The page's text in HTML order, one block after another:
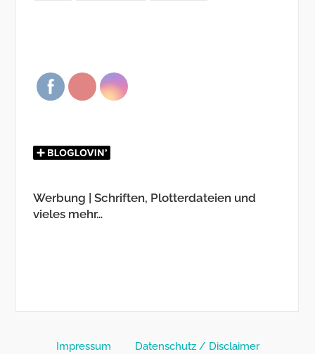
Werbung | Schriften, Plotterdateien und
vieles mehr…
Impressum Datenschutz / Disclaimer